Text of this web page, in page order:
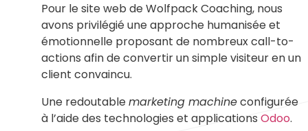
Pour le site web de Wolfpack Coaching, nous
avons privilégié une approche humanisée et
émotionnelle proposant de nombreux call-to-
actions afin de convertir un simple visiteur en un
client convaincu.
Une redoutablemarketing machineconfigurée
à l’aide des technologies et applications Odoo.